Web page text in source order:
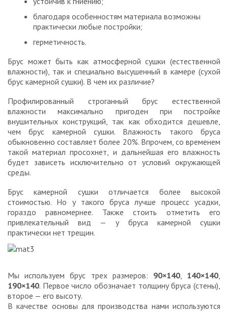
благодаря особенностям материала возможны
практически любые постройки;
герметичность.
Брус может быть как атмосферной сушки (естественной
влажности), так и специально высушенный в камере (сухой
брус камерной сушки). В чем их различие?
Профилированный строганный брус естественной
влажности максимально пригоден при постройке
внушительных конструкций, так как обходится дешевле,
чем брус камерной сушки. Влажность такого бруса
обыкновенно составляет более 20%. Впрочем, со временем
такой материал просохнет, и дальнейшая его влажность
будет зависеть исключительно от условий окружающей
среды.
Брус камерной сушки отличается более высокой
стоимостью. Но у такого бруса лучше процесс усадки,
гораздо равномернее. Также стоить отметить его
привлекательный вид — у бруса камерной сушки
практически нет трещин.
Мы используем брус трех размеров: 90×140, 140×140,
190×140. Первое число обозначает толщину бруса (стены),
второе — его высоту.
В качестве основы для производства нами используются